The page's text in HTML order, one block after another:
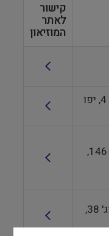
קישור
לאתר
המוזיאון
רחוב מזל דגים 4, יפו
רחוב אבא הלל 146,
רחוב המלך ג'ורג' 38,